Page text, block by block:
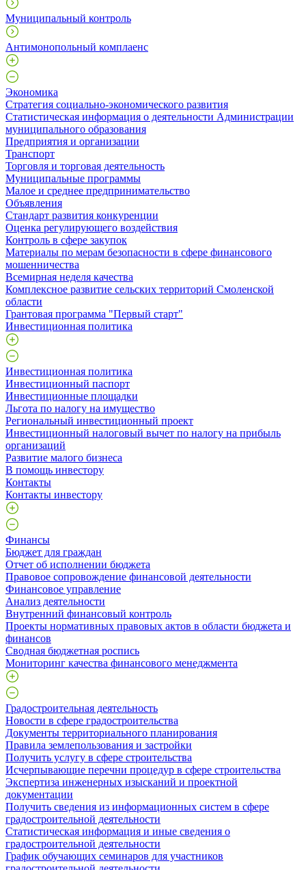
Муниципальный контроль
Антимонопольный комплаенс
Экономика
Стратегия социально-экономического развития
Статистическая информация о деятельности Администрации
муниципального образования
Предприятия и организации
Транспорт
Торговля и торговая деятельность
Муниципальные программы
Малое и среднее предпринимательство
Объявления
Стандарт развития конкуренции
Оценка регулирующего воздействия
Контроль в сфере закупок
Материалы по мерам безопасности в сфере финансового
мошенничества
Всемирная неделя качества
Комплексное развитие сельских территорий Смоленской
области
Грантовая программа "Первый старт"
Инвестиционная политика
Инвестиционная политика
Инвестиционный паспорт
Инвестиционные площадки
Льгота по налогу на имущество
Региональный инвестиционный проект
Инвестиционный налоговый вычет по налогу на прибыль
организаций
Развитие малого бизнеса
В помощь инвестору
Контакты
Контакты инвестору
Финансы
Бюджет для граждан
Отчет об исполнении бюджета
Правовое сопровождение финансовой деятельности
Финансовое управление
Анализ деятельности
Внутренний финансовый контроль
Проекты нормативных правовых актов в области бюджета и
финансов
Сводная бюджетная роспись
Мониторинг качества финансового менеджмента
Градостроительная деятельность
Новости в сфере градостроительства
Документы территориального планирования
Правила землепользования и застройки
Получить услугу в сфере строительства
Исчерпывающие перечни процедур в сфере строительства
Экспертиза инженерных изысканий и проектной
документации
Получить сведения из информационных систем в сфере
градостроительной деятельности
Статистическая информация и иные сведения о
градостроительной деятельности
График обучающих семинаров для участников